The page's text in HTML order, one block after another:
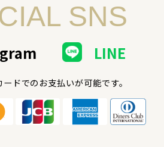
SNS
LINE
ドでのお支払いが可能です。